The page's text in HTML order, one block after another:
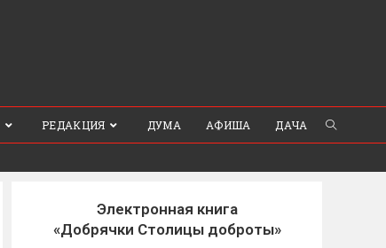
РЕДАКЦИЯ ДУМА АФИША ДАЧА
Электронная книга
«Добрячки Столицы доброты»